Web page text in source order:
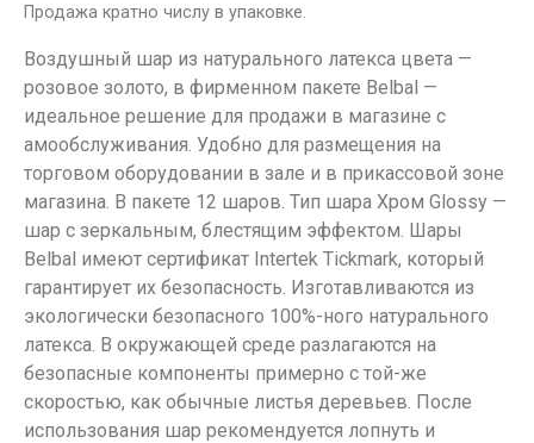
Продажа кратно числу в упаковке.
Воздушный шар из натурального латекса цвета —
розовое золото, в фирменном пакете Belbal —
идеальное решение для продажи в магазине с
амообслуживания. Удобно для размещения на
торговом оборудовании в зале и в прикассовой зоне
магазина. В пакете 12 шаров. Тип шара Хром Glossy —
шар с зеркальным, блестящим эффектом. Шары
Belbal имеют сертификат Intertek Tickmark, который
гарантирует их безопасность. Изготавливаются из
экологически безопасного 100%-ного натурального
латекса. В окружающей среде разлагаются на
безопасные компоненты примерно с той-же
скоростью, как обычные листья деревьев. После
использования шар рекомендуется лопнуть и